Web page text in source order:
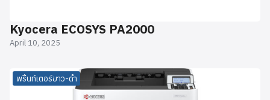
Kyocera ECOSYS PA2000
April 10, 2025
พริ้นท์เตอร์ขาว-ดำ